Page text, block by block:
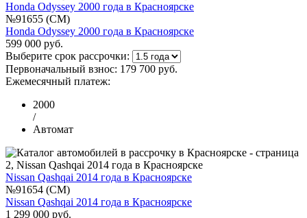
Honda Odyssey 2000 года в Красноярске
№91655 (CM)
Honda Odyssey 2000 года в Красноярске
599 000 руб.
Выберите срок рассрочки:
Первоначальный взнос: 179 700 руб.
Ежемесячный платеж:
2000
/
Автомат
Nissan Qashqai 2014 года в Красноярске
№91654 (CM)
Nissan Qashqai 2014 года в Красноярске
1 299 000 руб.